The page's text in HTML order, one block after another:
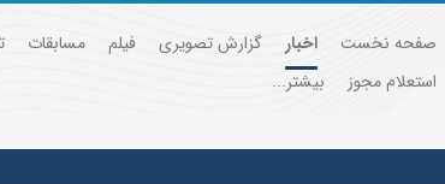
صفحه نخست اخبار گزارش تصویری فیلم مسابقات
استعلام مجوز
بیشتر...